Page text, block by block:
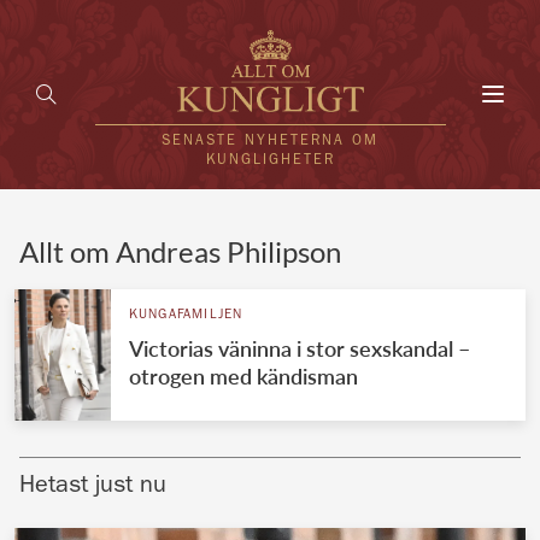
SENASTE NYHETERNA OM
KUNGLIGHETER
UTLÄNDSKT
VÄRLDENS KUNGAHUS
Brittiska kungahuset
Allt om Andreas Philipson
KUNGAFAMILJEN
Victorias väninna i stor sexskandal –
otrogen med kändisman
Hetast just nu